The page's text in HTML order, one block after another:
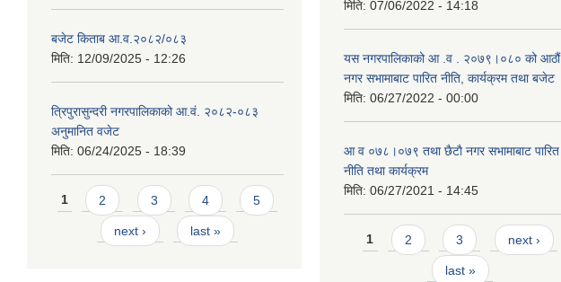
बजेट किताब आ.व.२०८२/०८३
मिति: 12/09/2025 - 12:26
त्रिपुरासुन्दरी नगरपालिकाको आ.वं. २०८२-०८३
अनुमानित वजेट
मिति: 06/24/2025 - 18:39
Pages
1 2 3 4 5
next › last »
मिति: 07/06/2022 - 14:18
यस नगरपालिकाको आ‍ .व . २०७९।०८० को आठौं
नगर सभामाबाट पारित नीति, कार्यक्रम तथा बजेट
मिति: 06/27/2022 - 00:00
आ‍ व ०७८।०७९ तथा छैटाै नगर सभामाबाट पारित
नीति तथा कार्यक्रम
मिति: 06/27/2021 - 14:45
Pages
1 2 3 next ›
last »